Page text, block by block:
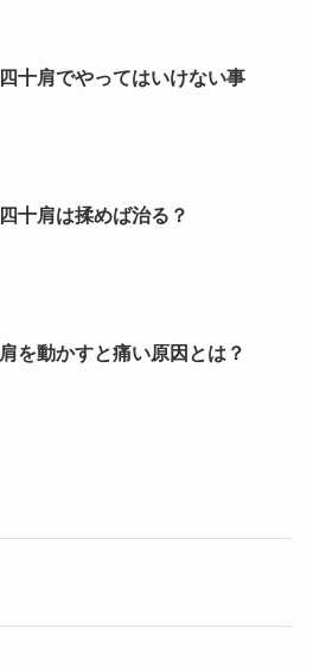
四十肩でやってはいけない事
四十肩は揉めば治る？
肩を動かすと痛い原因とは？